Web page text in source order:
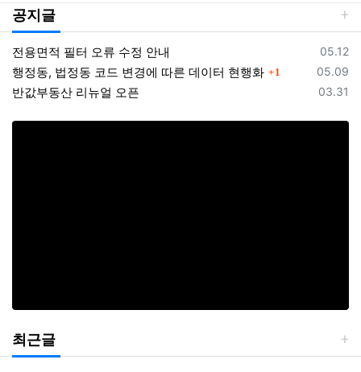
공지글
등록일
05.12
전용면적 필터 오류 수정 안내
등록일
05.09
행정동, 법정동 코드 변경에 따른 데이터 현행화 댓글
1
등록일
03.31
반값부동산 리뉴얼 오픈
최근글